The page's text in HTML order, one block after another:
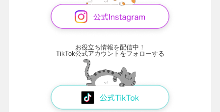
お役立ち情報を配信中！
TikTok公式アカウントをフォローする